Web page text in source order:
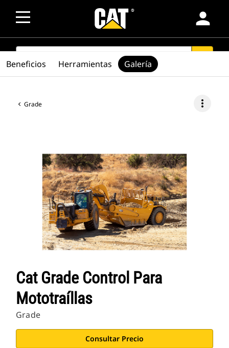
person
SEARCH
Grade more_vert
Cat Grade Control Para
Mototraíllas
Grade
Consultar Precio
Beneficios Herramientas Galería